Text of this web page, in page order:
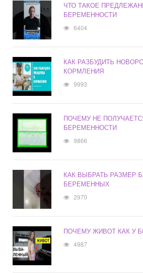
ЧТО ТАКОЕ
БЕРЕМЕННОСТИ
6404
КАК РАЗБУДИТЬ
КОРМЛЕНИЯ
9993
ПОЧЕМУ НЕ
БЕРЕМЕННОСТИ
9866
КАК ВЫБРАТЬ РАЗМЕР
БЕРЕМЕННЫХ
2970
ПОЧЕМУ ЖИВОТ КАК У
4987